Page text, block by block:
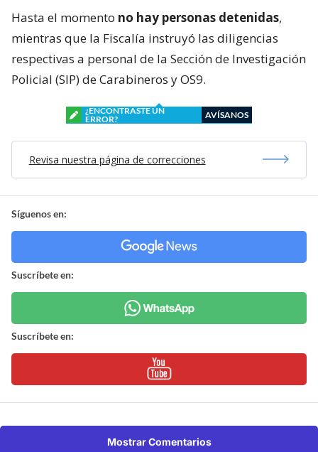
Hasta el momento no hay personas detenidas,
mientras que la Fiscalía instruyó las diligencias
respectivas a personal de la Sección de Investigación
Policial (SIP) de Carabineros y OS9.
¿ENCONTRASTE UN
ERROR?
AVÍSANOS
Revisa nuestra página de correcciones
Síguenos en:
Suscríbete en:
Suscríbete en:
Mostrar Comentarios